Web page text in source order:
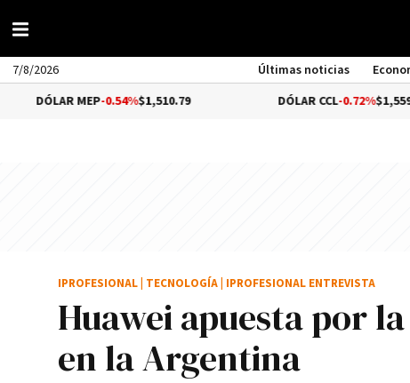
7/8/2026 Últimas noticias
-0.54%$1,510.79 -0.72%$1,559.41
Huawei apuesta por
en la Argentina
IPROFESIONAL TECNOLOGÍA IPROFESIONAL ENTREVISTA